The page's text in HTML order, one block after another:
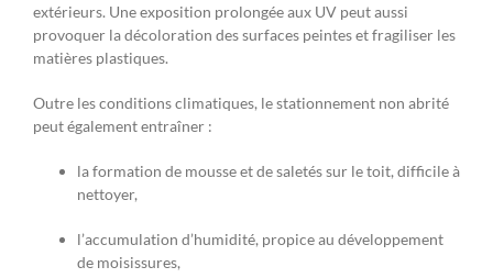
extérieurs. Une exposition prolongée aux UV peut aussi
provoquer la décoloration des surfaces peintes et fragiliser les
matières plastiques.
Outre les conditions climatiques, le stationnement non abrité
peut également entraîner :
la formation de mousse et de saletés sur le toit, difficile à
nettoyer,
l’accumulation d’humidité, propice au développement
de moisissures,